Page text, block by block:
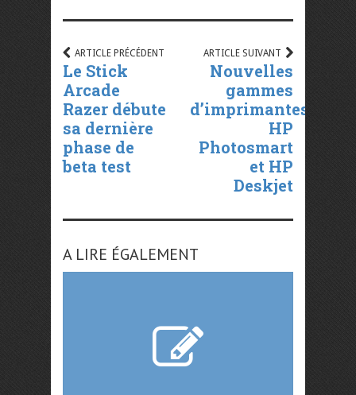
ARTICLE PRÉCÉDENT
Le Stick
Arcade
Razer débute
sa dernière
phase de
beta test
ARTICLE SUIVANT
Nouvelles
gammes
d’imprimantes
HP
Photosmart
et HP
Deskjet
A LIRE ÉGALEMENT